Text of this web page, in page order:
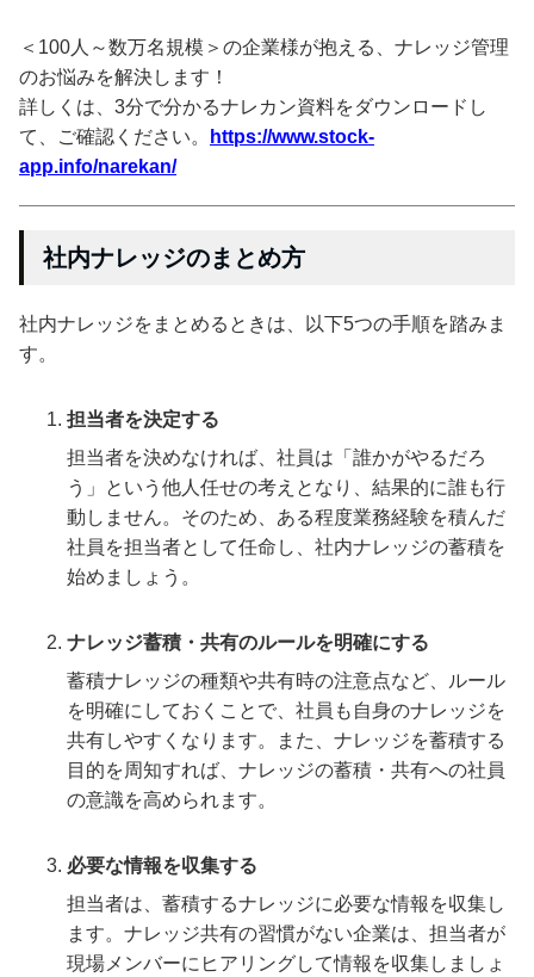
＜100人～数万名規模＞の企業様が抱える、ナレッジ管理
のお悩みを解決します！
詳しくは、3分で分かるナレカン資料をダウンロードし
て、ご確認ください。
https://www.stock-
app.info/narekan/
社内ナレッジのまとめ方
社内ナレッジをまとめるときは、以下5つの手順を踏みま
す。
担当者を決定する
担当者を決めなければ、社員は「誰かがやるだろ
う」という他人任せの考えとなり、結果的に誰も行
動しません。そのため、ある程度業務経験を積んだ
社員を担当者として任命し、社内ナレッジの蓄積を
始めましょう。
ナレッジ蓄積・共有のルールを明確にする
蓄積ナレッジの種類や共有時の注意点など、ルール
を明確にしておくことで、社員も自身のナレッジを
共有しやすくなります。また、ナレッジを蓄積する
目的を周知すれば、ナレッジの蓄積・共有への社員
の意識を高められます。
必要な情報を収集する
担当者は、蓄積するナレッジに必要な情報を収集し
ます。ナレッジ共有の習慣がない企業は、担当者が
現場メンバーにヒアリングして情報を収集しましょ